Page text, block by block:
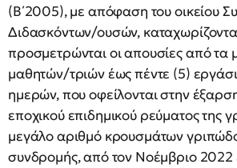
(Β΄2005), με απόφαση του οικείου
Διδασκόντων/ουσών,
προσμετρώνται οι απουσίες από τα
μαθητών/τριών έως πέντε (5)
ημερών, που οφείλονται στην
εποχικού επιδημικού ρεύματος της
μεγάλο αριθμό κρουσμάτων
συνδρομής, από τον Νοέμβριο 2022